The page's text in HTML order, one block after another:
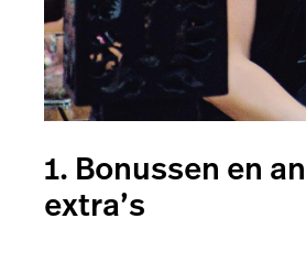
1. Bonussen en
extra’s